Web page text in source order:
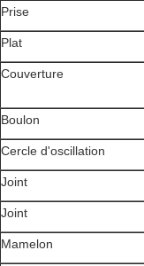
Prise
Plat
Couverture
Boulon
Cercle d'oscillation
Joint
Joint
Mamelon